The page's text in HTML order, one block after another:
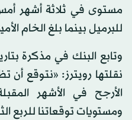
للبرميل بينما بلغ الخام الأميركي 52.11 دولار
وتابع البنك في مذكرة
نقلتها رويترز: «نتوقع أن
الأرجح في الأشهر
ومستويات توقعاتنا للربع